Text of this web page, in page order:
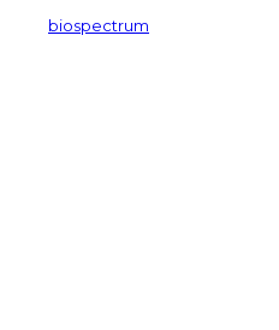
biospectrum